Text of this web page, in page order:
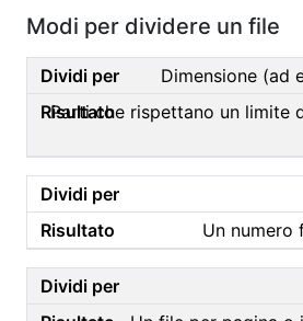
Modi per dividere un file
Dimensione (ad
Parti che rispettano un limite
Un numero